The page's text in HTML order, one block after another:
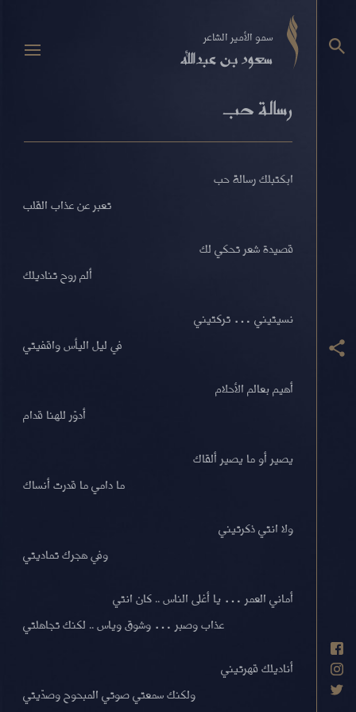
سمو الأمير الشاعر
سعود بن عبدالله
رسالة حب
ابكتبلك رسالة حب
تعبر عن عذاب القلب
قصيدة شعر تحكي لك
ألم روح تناديلك
نسيتيني … تركتيني
في ليل اليأس واقفيتي
أهيم بعالم الأحلام
أدوّر للهنا قدام
يصير أو ما يصير ألقاك
ما دامي ما قدرت أنساك
ولا انتي ذكرتيني
وفي هجرك تماديتي
أماني العمر … يا أغلى الناس .. كان انتي
عذاب وصبر … وشوق وياس .. لكنك تجاهلتي
أناديلك قهرتيني
ولكنك سمعتي صوتي المبحوح وصدّيتي